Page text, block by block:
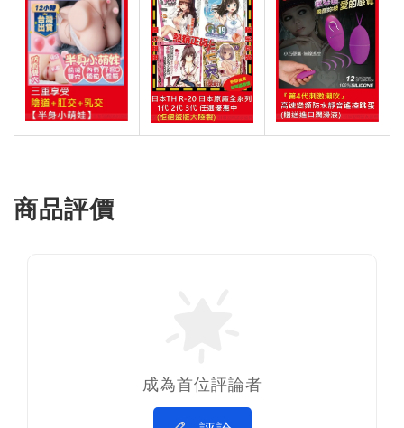
商品評價
成為首位評論者